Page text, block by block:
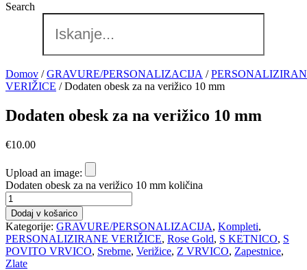
Search
Domov /GRAVURE/PERSONALIZACIJA /
VERIŽICE / Dodaten obesk za na verižico 10 mm
Dodaten obesk za na verižico 10 mm
€10.00
Upload an image:
Dodaten obesk za na verižico 10 mm količina
Dodaj v košarico
Kategorije: GRAVURE/PERSONALIZACIJA, Kompleti,
PERSONALIZIRANE VERIŽICE, Rose Gold, S KETNICO, S
POVITO VRVICO, Srebrne, Verižice, Z VRVICO, Zapestnice,
Zlate